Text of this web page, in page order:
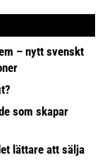
– nytt svenskt
som skapar
lättare att sälja